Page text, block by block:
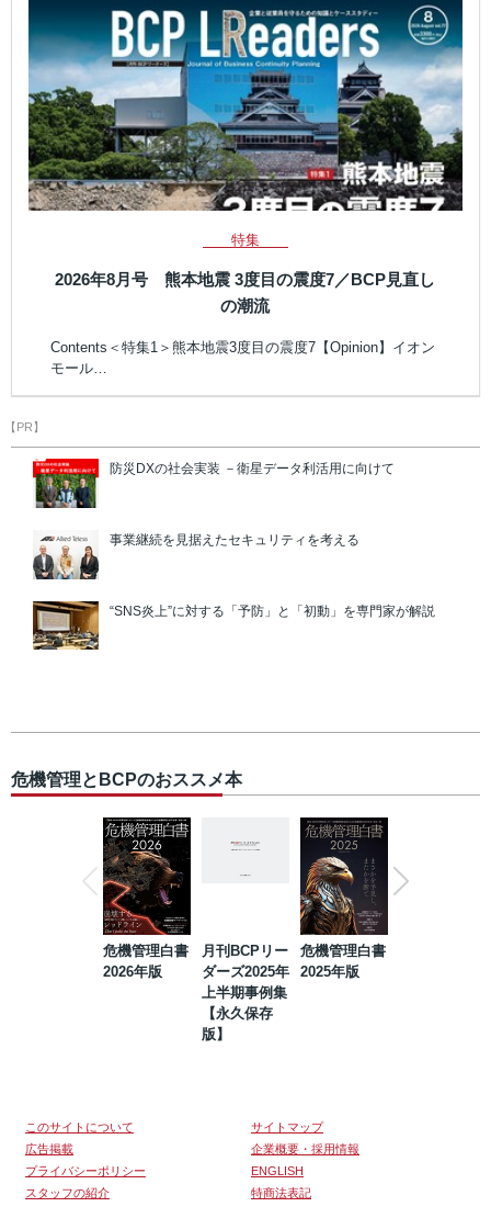
特集
2026年8月号 熊本地震 3度目の震度7／BCP見直し
の潮流
Contents＜特集1＞熊本地震3度目の震度7【Opinion】イオン
モール…
【PR】
防災DXの社会実装 －衛星データ利活用に向けて
事業継続を見据えたセキュリティを考える
“SNS炎上”に対する「予防」と「初動」を専門家が解説
危機管理とBCPのおススメ本
危機管理白書
2026年版
月刊BCPリー
ダーズ2025年
上半期事例集
【永久保存
版】
危機管理白書
2025年版
このサイトについて
サイトマップ
広告掲載
企業概要・採用情報
プライバシーポリシー
ENGLISH
スタッフの紹介
特商法表記